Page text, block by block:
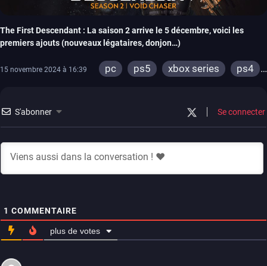
The First Descendant : La saison 2 arrive le 5 décembre, voici les
premiers ajouts (nouveaux légataires, donjon…)
15 novembre 2024 à 16:39 pc ps5 xbox series
ps4
S'abonner Se connecter
1 COMMENTAIRE
plus de votes